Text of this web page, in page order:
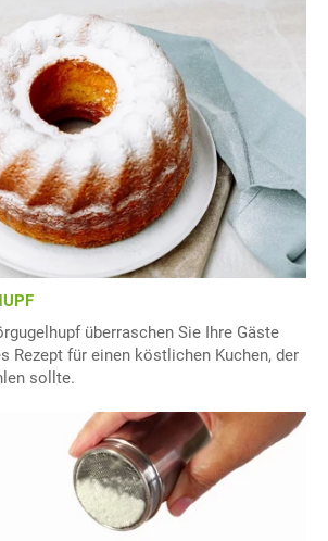
überraschen Sie Ihre Gäste
Rezept für einen köstlichen Kuchen, der
sollte.